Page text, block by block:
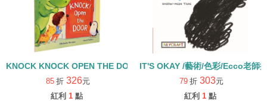
KNOCK KNOCK OPEN THE DOOR(中譯：叩叩叩！是誰在敲門)/大
85 折 326元
紅利 1 點
IT'S OKAY /藝術/色彩/Ecco老師
79 折 303元
紅利 1 點